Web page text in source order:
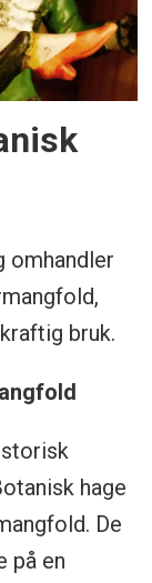
omhandler
bruk.
hage
De
på en